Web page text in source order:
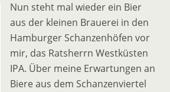
Nun steht mal wieder ein Bier
aus der kleinen Brauerei in den
Hamburger Schanzenhöfen vor
mir, das Ratsherrn Westküsten
IPA. Über meine Erwartungen an
Biere aus dem Schanzenviertel